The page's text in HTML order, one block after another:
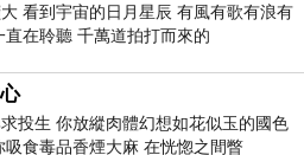
看到宇宙的日月星辰 有風有歌有浪有
在聆聽 千萬道拍打而來的
投生 你放縱肉體幻想如花似玉的國色
食毒品香煙大麻 在恍惚之間瞥